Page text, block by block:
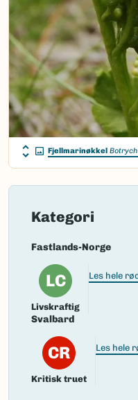
Vitenskapelig navn ID:
Takson ID:130992
Gå til Nortaxa for flere
Fjellmarinøkkel
Kategori
Fastlands-Norge
LC
Livskraftig
Les hele
Svalbard
CR
Kritisk truet
Les hele